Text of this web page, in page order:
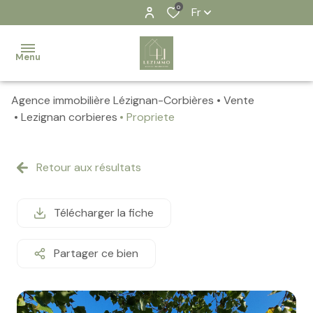
0 Fr
Menu
Accueil
biens
Notre
équipe
actualités
Agence immobilière Lézignan-Corbières
Vente
Lezignan corbieres
Propriete
Retour aux résultats
Télécharger la fiche
Partager ce bien